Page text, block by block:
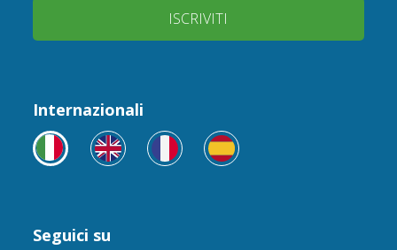
ISCRIVITI
Internazionali
Seguici su